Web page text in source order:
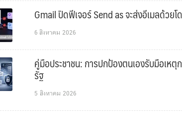
Gmail ปิดฟีเจอร์ Send as จะส่งอีเมลด้วย
6 สิงหาคม 2026
คู่มือประชาชน: การปกป้องตนเองรับมือเห
รัฐ
5 สิงหาคม 2026